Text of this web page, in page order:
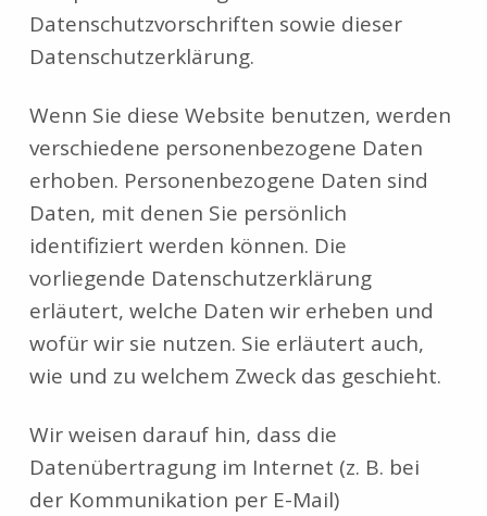
Datenschutzvorschriften sowie dieser
Datenschutzerklärung.
Wenn Sie diese Website benutzen, werden
verschiedene personenbezogene Daten
erhoben. Personenbezogene Daten sind
Daten, mit denen Sie persönlich
identifiziert werden können. Die
vorliegende Datenschutzerklärung
erläutert, welche Daten wir erheben und
wofür wir sie nutzen. Sie erläutert auch,
wie und zu welchem Zweck das geschieht.
Wir weisen darauf hin, dass die
Datenübertragung im Internet (z. B. bei
der Kommunikation per E-Mail)